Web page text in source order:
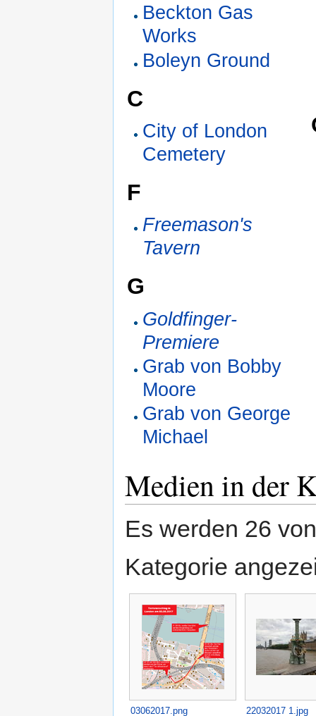
Beckton Gas
Works
Boleyn Ground
C
City of London
Cemetery
F
Freemason's
Tavern
G
Goldfinger-
Premiere
Grab von Bobby
Moore
Grab von George
Michael
Medien in der
Es werden 26
Kategorie
03062017.png 22032017 1.jpg